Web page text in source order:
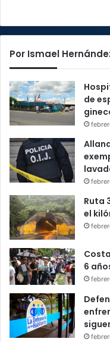
Por Ismael
de
Ruta
el
6